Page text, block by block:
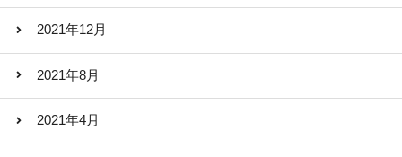
2021年12月
2021年8月
2021年4月